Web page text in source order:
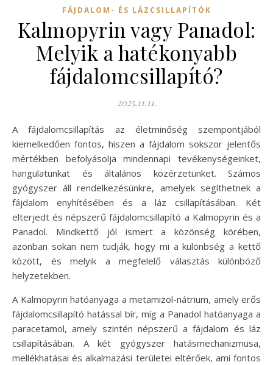
FÁJDALOM- ÉS LÁZCSILLAPÍTÓK
Kalmopyrin vagy Panadol:
Melyik a hatékonyabb
fájdalomcsillapító?
2025.11.11.
A fájdalomcsillapítás az életminőség szempontjából
kiemelkedően fontos, hiszen a fájdalom sokszor jelentős
mértékben befolyásolja mindennapi tevékenységeinket,
hangulatunkat és általános közérzetünket. Számos
gyógyszer áll rendelkezésünkre, amelyek segíthetnek a
fájdalom enyhítésében és a láz csillapításában. Két
elterjedt és népszerű fájdalomcsillapító a Kalmopyrin és a
Panadol. Mindkettő jól ismert a közönség körében,
azonban sokan nem tudják, hogy mi a különbség a kettő
között, és melyik a megfelelő választás különböző
helyzetekben.
A Kalmopyrin hatóanyaga a metamizol-nátrium, amely erős
fájdalomcsillapító hatással bír, míg a Panadol hatóanyaga a
paracetamol, amely szintén népszerű a fájdalom és láz
csillapításában. A két gyógyszer hatásmechanizmusa,
mellékhatásai és alkalmazási területei eltérőek, ami fontos